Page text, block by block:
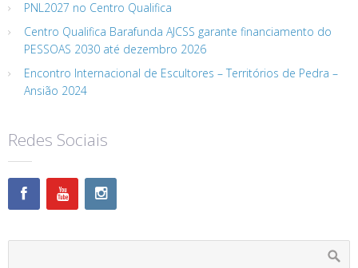
PNL2027 no Centro Qualifica
Centro Qualifica Barafunda AJCSS garante financiamento do
PESSOAS 2030 até dezembro 2026
Encontro Internacional de Escultores – Territórios de Pedra –
Ansião 2024
Redes Sociais